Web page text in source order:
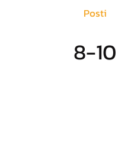
Posti
8-10